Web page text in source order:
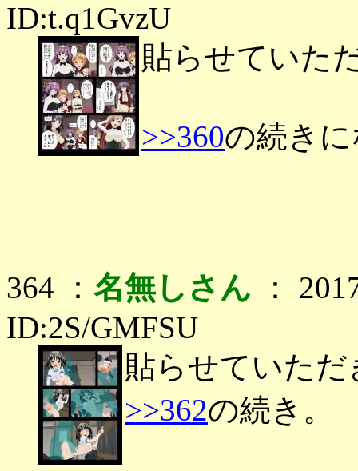
ID:t.q1GvzU
貼らせていた
>>360の続き
364 ： 名無しさん ：
ID:2S/GMFSU
貼らせていた
>>362の続き。